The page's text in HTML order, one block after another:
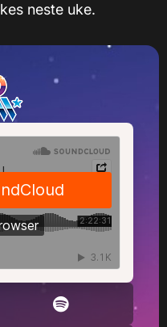
neste uke.